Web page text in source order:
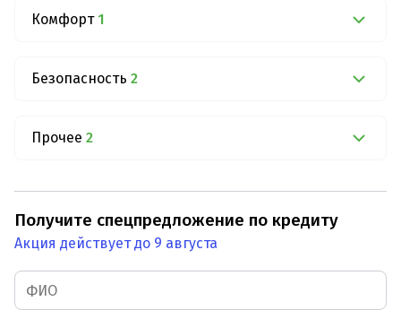
Комфорт 1
Безопасность 2
Прочее 2
Получите спецпредложение по кредиту
Акция действует до 9 августа